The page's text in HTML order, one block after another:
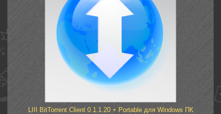
LIII BitTorrent Client 0.1.1.20 + Portable для Windows ПК